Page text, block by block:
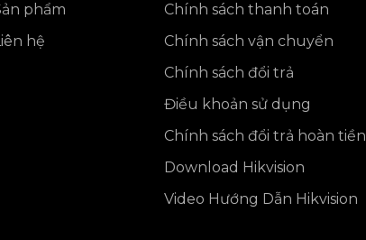
phẩm
hệ
Chính sách thanh toán
Chính sách vận chuyển
Chính sách đổi trả
Điều khoản sử dụng
Chính sách đổi trả hoàn tiền
Download Hikvision
Video Hướng Dẫn Hikvision